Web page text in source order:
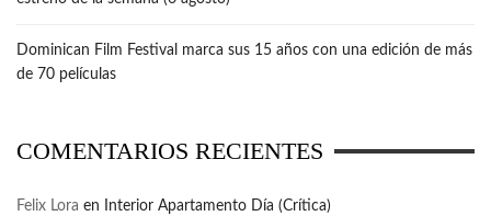
Dominican Film Festival marca sus 15 años con una edición de más
de 70 películas
COMENTARIOS RECIENTES
Felix Lora en Interior Apartamento Día (Crítica)